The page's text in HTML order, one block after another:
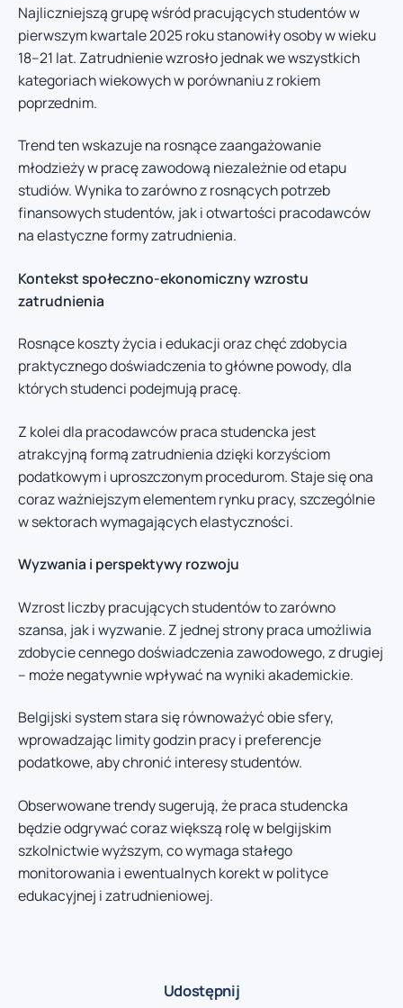
Najliczniejszą grupę wśród pracujących studentów w
pierwszym kwartale 2025 roku stanowiły osoby w wieku
18–21 lat. Zatrudnienie wzrosło jednak we wszystkich
kategoriach wiekowych w porównaniu z rokiem
poprzednim.
Trend ten wskazuje na rosnące zaangażowanie
młodzieży w pracę zawodową niezależnie od etapu
studiów. Wynika to zarówno z rosnących potrzeb
finansowych studentów, jak i otwartości pracodawców
na elastyczne formy zatrudnienia.
Kontekst społeczno-ekonomiczny wzrostu
zatrudnienia
Rosnące koszty życia i edukacji oraz chęć zdobycia
praktycznego doświadczenia to główne powody, dla
których studenci podejmują pracę.
Z kolei dla pracodawców praca studencka jest
atrakcyjną formą zatrudnienia dzięki korzyściom
podatkowym i uproszczonym procedurom. Staje się ona
coraz ważniejszym elementem rynku pracy, szczególnie
w sektorach wymagających elastyczności.
Wyzwania i perspektywy rozwoju
Wzrost liczby pracujących studentów to zarówno
szansa, jak i wyzwanie. Z jednej strony praca umożliwia
zdobycie cennego doświadczenia zawodowego, z drugiej
– może negatywnie wpływać na wyniki akademickie.
Belgijski system stara się równoważyć obie sfery,
wprowadzając limity godzin pracy i preferencje
podatkowe, aby chronić interesy studentów.
Obserwowane trendy sugerują, że praca studencka
będzie odgrywać coraz większą rolę w belgijskim
szkolnictwie wyższym, co wymaga stałego
monitorowania i ewentualnych korekt w polityce
edukacyjnej i zatrudnieniowej.
Udostępnij